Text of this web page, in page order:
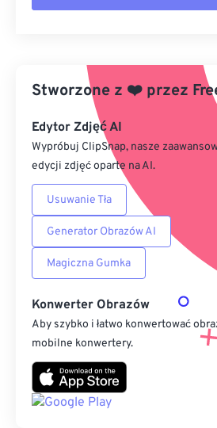
Zastosuj z ustawień
Zapisz jako ustawienie
Stworzone z ❤️ przez
Edytor Zdjęć AI
Wypróbuj ClipSnap, nasze
edycji zdjęć oparte na AI.
Usuwanie Tła
Generator Obrazów AI
Magiczna Gumka
Konwerter Obrazów
Aby szybko i łatwo konwertować
mobilne konwertery.